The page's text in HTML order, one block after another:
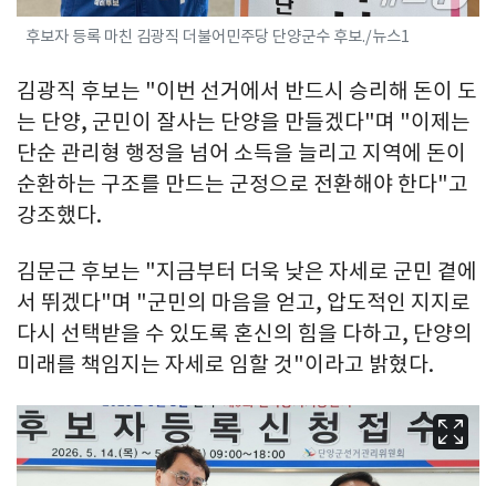
후보자 등록 마친 김광직 더불어민주당 단양군수 후보./뉴스1
김광직 후보는 "이번 선거에서 반드시 승리해 돈이 도
는 단양, 군민이 잘사는 단양을 만들겠다"며 "이제는
단순 관리형 행정을 넘어 소득을 늘리고 지역에 돈이
순환하는 구조를 만드는 군정으로 전환해야 한다"고
강조했다.
김문근 후보는 "지금부터 더욱 낮은 자세로 군민 곁에
서 뛰겠다"며 "군민의 마음을 얻고, 압도적인 지지로
다시 선택받을 수 있도록 혼신의 힘을 다하고, 단양의
미래를 책임지는 자세로 임할 것"이라고 밝혔다.